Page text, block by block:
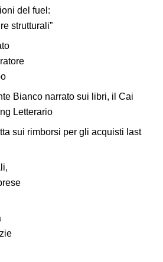
del fuel:
strutturali”
Bianco narrato sui libri, il Cai
Letterario
sui rimborsi per gli acquisti last